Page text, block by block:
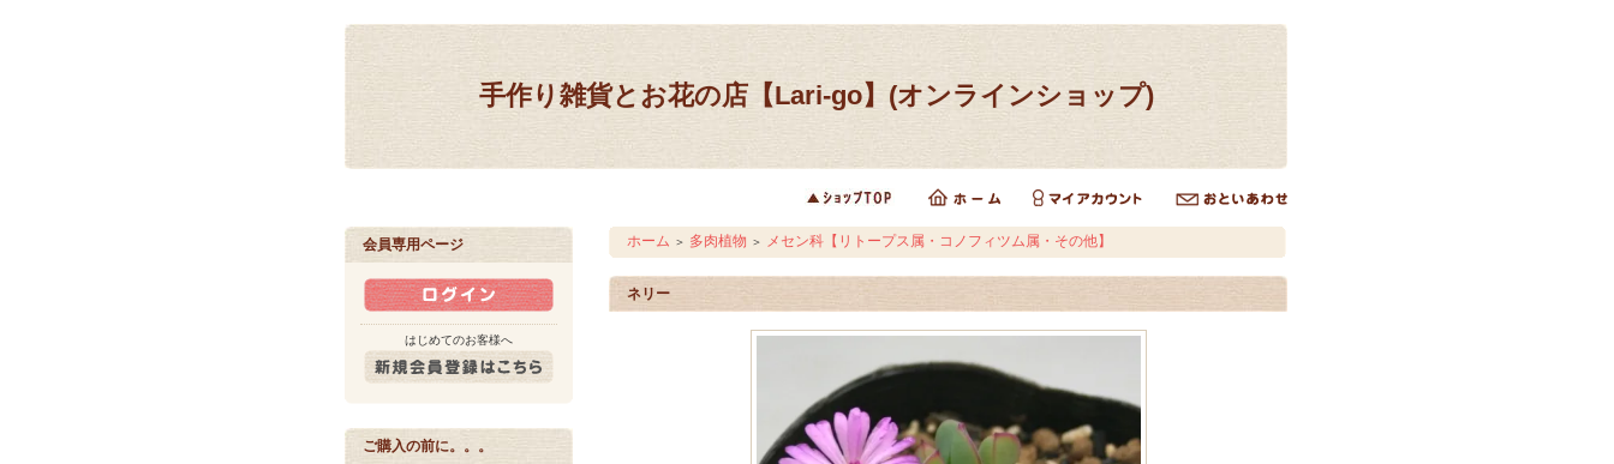
手作り雑貨とお花の店【Lari-go】(オンラインショップ)
会員専用ページ
はじめてのお客様へ
ご購入の前に。。。
ホーム ＞ 多肉植物 ＞ メセン科【リトープス属・コノフィツム属・その他】
ネリー